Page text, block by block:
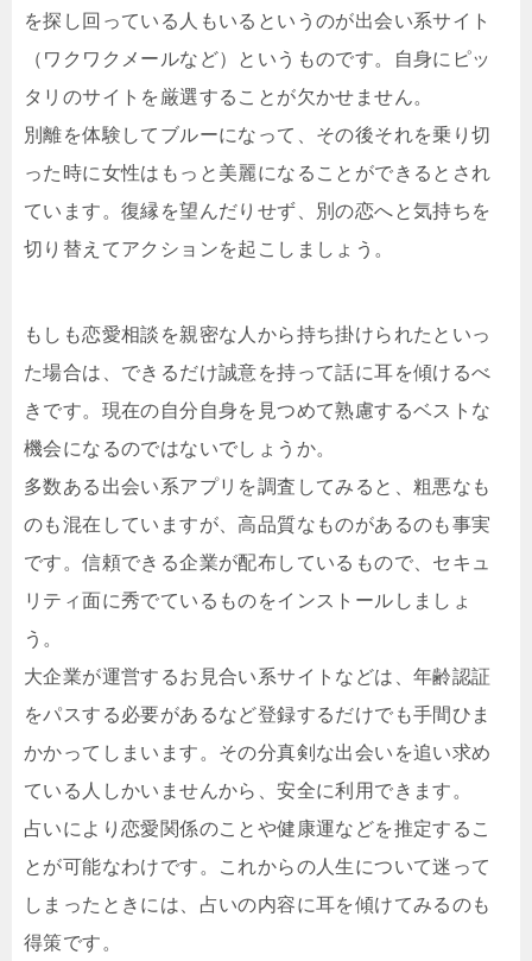
を探し回っている人もいるというのが出会い系サイト
（ワクワクメールなど）というものです。自身にピッ
タリのサイトを厳選することが欠かせません。
別離を体験してブルーになって、その後それを乗り切
った時に女性はもっと美麗になることができるとされ
ています。復縁を望んだりせず、別の恋へと気持ちを
切り替えてアクションを起こしましょう。
もしも恋愛相談を親密な人から持ち掛けられたといっ
た場合は、できるだけ誠意を持って話に耳を傾けるべ
きです。現在の自分自身を見つめて熟慮するベストな
機会になるのではないでしょうか。
多数ある出会い系アプリを調査してみると、粗悪なも
のも混在していますが、高品質なものがあるのも事実
です。信頼できる企業が配布しているもので、セキュ
リティ面に秀でているものをインストールしましょ
う。
大企業が運営するお見合い系サイトなどは、年齢認証
をパスする必要があるなど登録するだけでも手間ひま
かかってしまいます。その分真剣な出会いを追い求め
ている人しかいませんから、安全に利用できます。
占いにより恋愛関係のことや健康運などを推定するこ
とが可能なわけです。これからの人生について迷って
しまったときには、占いの内容に耳を傾けてみるのも
得策です。